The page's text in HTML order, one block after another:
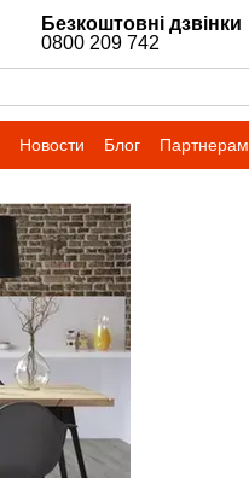
Безкоштовні дзвінки
0800 209 742
Новости Блог Партнерам